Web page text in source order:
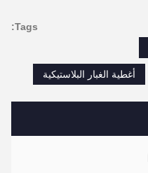
Tags:
أغطية الغبار البلاستيكية